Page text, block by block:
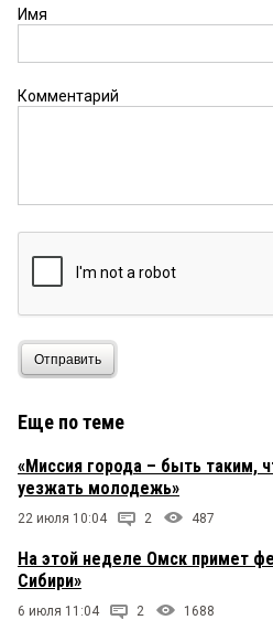
Имя
Комментарий
Отправить
Еще по теме
«Миссия города – быть таким,
уезжать молодежь»
22 июля 10:04 2 487
На этой неделе Омск примет
Сибири»
6 июля 11:04 2 1688